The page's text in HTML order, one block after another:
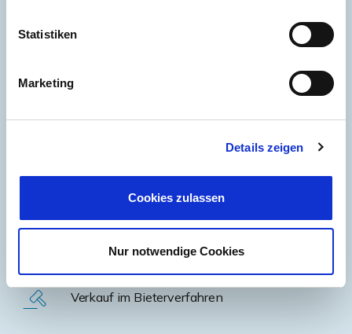
Statistiken
Marketing
Details zeigen
Cookies zulassen
Nur notwendige Cookies
Exposé-Erstellung
Regionales Netzwerk inklusive umfangreicher
aktueller
Wunsch (außer in Pandemiezeiten)
Verkauf im Bieterverfahren